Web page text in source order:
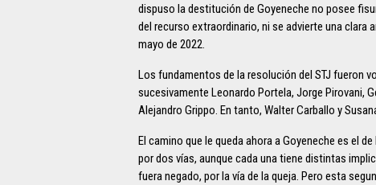
dispuso la destitución de Goyeneche no posee
del recurso extraordinario, ni se advierte una clara
mayo de 2022.
Los fundamentos de la resolución del STJ fueron
sucesivamente Leonardo Portela, Jorge Pirovani,
Alejandro Grippo. En tanto, Walter Carballo y
El camino que le queda ahora a Goyeneche es el
por dos vías, aunque cada una tiene distintas
fuera negado, por la vía de la queja. Pero esta